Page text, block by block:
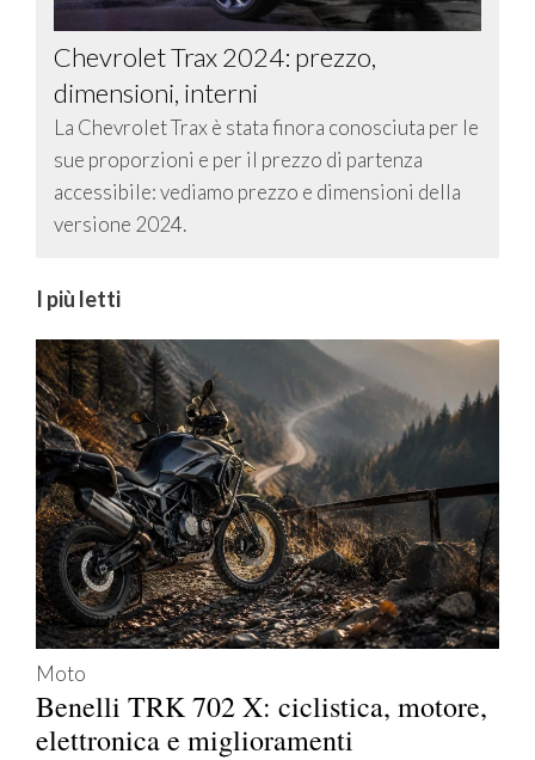
Chevrolet Trax 2024: prezzo,
dimensioni, interni
La Chevrolet Trax è stata finora conosciuta per le
sue proporzioni e per il prezzo di partenza
accessibile: vediamo prezzo e dimensioni della
versione 2024.
I più letti
Moto
Benelli TRK 702 X: ciclistica, motore,
elettronica e miglioramenti